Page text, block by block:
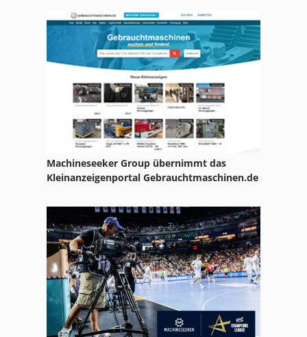
Machineseeker Group übernimmt das
Kleinanzeigenportal Gebrauchtmaschinen.de